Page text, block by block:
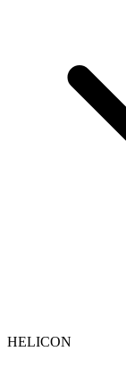
HELICON